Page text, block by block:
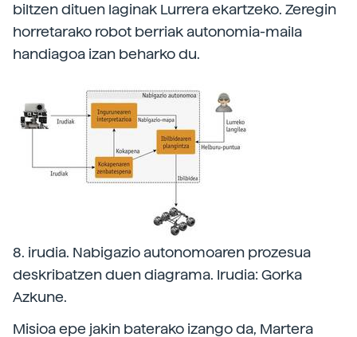
biltzen dituen laginak Lurrera ekartzeko. Zeregin
horretarako robot berriak autonomia-maila
handiagoa izan beharko du.
8. irudia. Nabigazio autonomoaren prozesua
deskribatzen duen diagrama. Irudia: Gorka
Azkune.
Misioa epe jakin baterako izango da, Martera